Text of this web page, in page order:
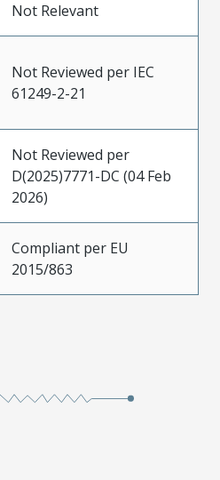
Not Relevant
Not Reviewed per IEC
61249-2-21
Not Reviewed per
D(2025)7771-DC (04 Feb
2026)
Compliant per EU
2015/863